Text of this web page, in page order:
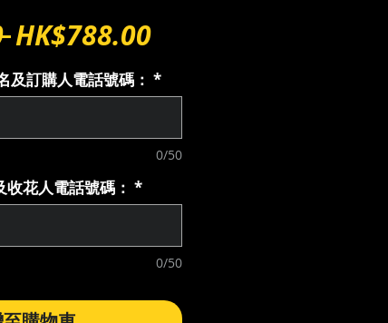
一
般
價
格
HK$788.00促
銷
價
格
及訂購人電話號碼： *
0/50
花人電話號碼： *
0/50